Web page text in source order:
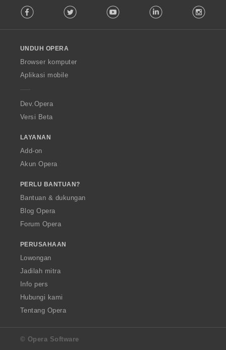
o
w
O
p
a
Facebook Twitter Youtube LinkedIn
UNDUH OPERA
Browser komputer
Aplikasi mobile
Dev.Opera
Versi Beta
LAYANAN
Add-on
Akun Opera
PERLU BANTUAN?
Bantuan & dukungan
Blog Opera
Forum Opera
PERUSAHAAN
Lowongan
Jadilah mitra
Info pers
Hubungi kami
Tentang Opera
© Opera Software